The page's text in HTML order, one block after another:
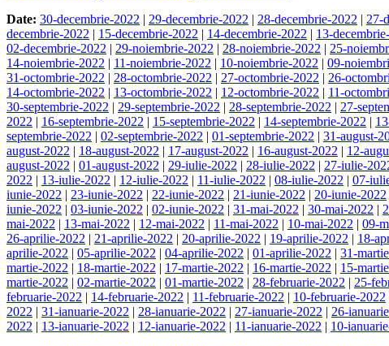
Date: 30-decembrie-2022 | 29-decembrie-2022 | 28-decembrie-2022 | 27-
decembrie-2022 | 15-decembrie-2022 | 14-decembrie-2022 | 13-
02-decembrie-2022 | 29-noiembrie-2022 | 28-noiembrie-2022 | 25-
14-noiembrie-2022 | 11-noiembrie-2022 | 10-noiembrie-2022 | 09-
31-octombrie-2022 | 28-octombrie-2022 | 27-octombrie-2022 | 26-
14-octombrie-2022 | 13-octombrie-2022 | 12-octombrie-2022 | 11-
30-septembrie-2022 | 29-septembrie-2022 | 28-septembrie-2022 | 27-
2022 | 16-septembrie-2022 | 15-septembrie-2022 | 14-septembrie-2022 |
septembrie-2022 | 02-septembrie-2022 | 01-septembrie-2022 | 31-august-
august-2022 | 18-august-2022 | 17-august-2022 | 16-august-2022 | 12-
august-2022 | 01-august-2022 | 29-iulie-2022 | 28-iulie-2022 | 27-iulie-
2022 | 13-iulie-2022 | 12-iulie-2022 | 11-iulie-2022 | 08-iulie-2022 | 07-
iunie-2022 | 23-iunie-2022 | 22-iunie-2022 | 21-iunie-2022 | 20-iunie-2022
iunie-2022 | 03-iunie-2022 | 02-iunie-2022 | 31-mai-2022 | 30-mai-2022 |
mai-2022 | 13-mai-2022 | 12-mai-2022 | 11-mai-2022 | 10-mai-2022 | 09-
26-aprilie-2022 | 21-aprilie-2022 | 20-aprilie-2022 | 19-aprilie-2022 | 18-
aprilie-2022 | 05-aprilie-2022 | 04-aprilie-2022 | 01-aprilie-2022 | 31-
martie-2022 | 18-martie-2022 | 17-martie-2022 | 16-martie-2022 | 15-
martie-2022 | 02-martie-2022 | 01-martie-2022 | 28-februarie-2022 | 25-
februarie-2022 | 14-februarie-2022 | 11-februarie-2022 | 10-februarie-2022
2022 | 31-ianuarie-2022 | 28-ianuarie-2022 | 27-ianuarie-2022 | 26-
2022 | 13-ianuarie-2022 | 12-ianuarie-2022 | 11-ianuarie-2022 | 10-